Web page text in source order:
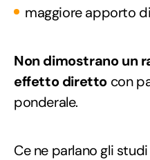
maggiore apporto
Non dimostrano un
effetto diretto con
ponderale.
Ce ne parlano gli